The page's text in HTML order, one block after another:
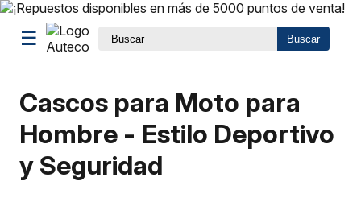
☰ Buscar
Cascos para Moto para
Hombre - Estilo Deportivo
y Seguridad